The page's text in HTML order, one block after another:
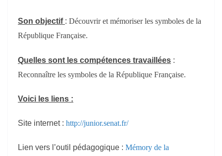
Son objectif : Découvrir et mémoriser les symboles de la
République Française.
Quelles sont l es compétences travaillées :
Reconnaître les symboles de la République Française.
Voici les liens :
Site internet : http://junior.senat.fr/
Lien vers l’outil pédagogique : Mémory de la